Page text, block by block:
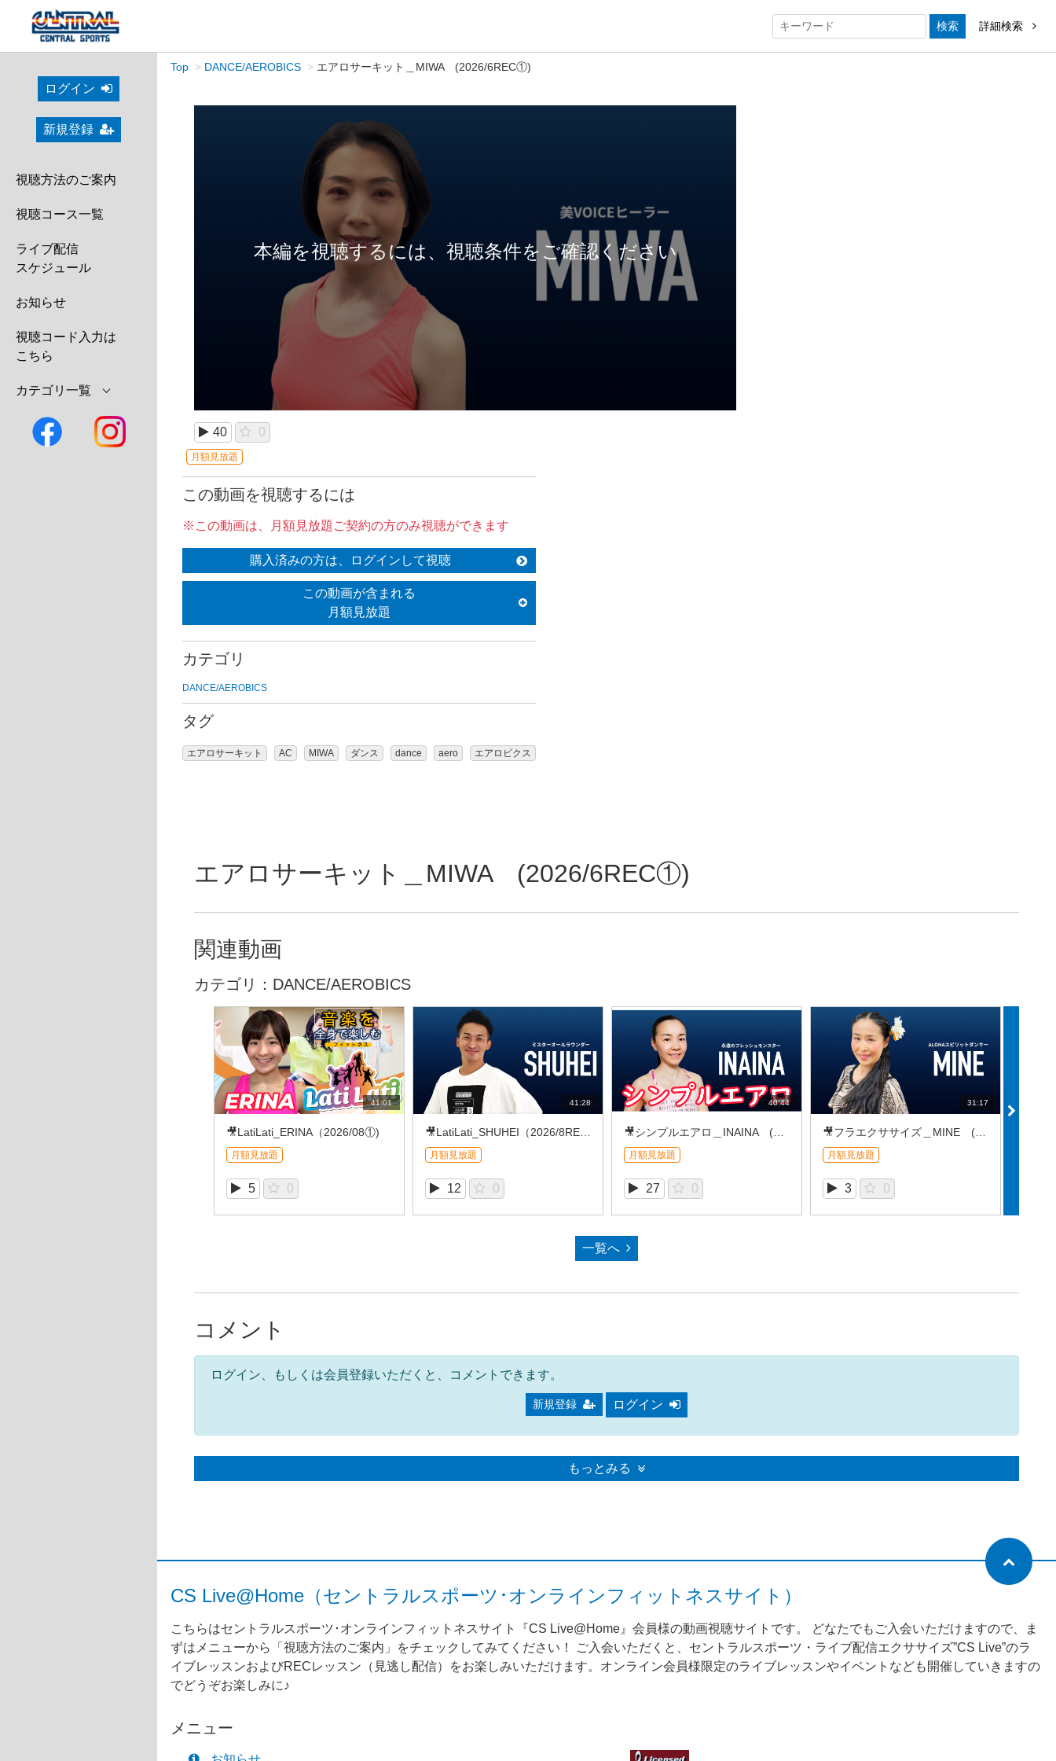
検索 詳細検索
ログイン
新規登録
視聴方法のご案内
視聴コース一覧
ライブ配信
スケジュール
お知らせ
視聴コード入力は
こちら
カテゴリ一覧
Top DANCE/AEROBICS エアロサーキット＿MIWA (2026/6REC①)
本編を視聴するには、視聴条件をご確認ください
40 0
月額見放題
この動画を視聴するには
※この動画は、月額見放題ご契約の方のみ視聴ができます
購入済みの方は、ログインして視聴
この動画が含まれる
月額見放題
カテゴリ
DANCE/AEROBICS
タグ
エアロサーキット AC MIWA ダンス dance aero エアロビクス
エアロサーキット＿MIWA (2026/6REC①)
関連動画
カテゴリ：DANCE/AEROBICS
41:01
🎥LatiLati_ERINA（2026/08①)
月額見放題
5 0
41:28
月額見放題
12 0
40:44
月額見放題
27 0
31:17
月額見放題
3 0
一覧へ
コメント
ログイン、もしくは会員登録いただくと、コメントできます。
新規登録 ログイン
もっとみる
CS Live@Home（セントラルスポーツ･オンラインフィットネスサイト）
こちらはセントラルスポーツ･オンラインフィットネスサイト『CS Live@Home』会員様の動画視聴サイトです。 どなたでもご入会いただけますので、ま
ずはメニューから「視聴方法のご案内」をチェックしてみてください！ ご入会いただくと、セントラルスポーツ・ライブ配信エクササイズ”CS Live”のラ
イブレッスンおよびRECレッスン（見逃し配信）をお楽しみいただけます。オンライン会員様限定のライブレッスンやイベントなども開催していきますの
でどうぞお楽しみに♪
メニュー